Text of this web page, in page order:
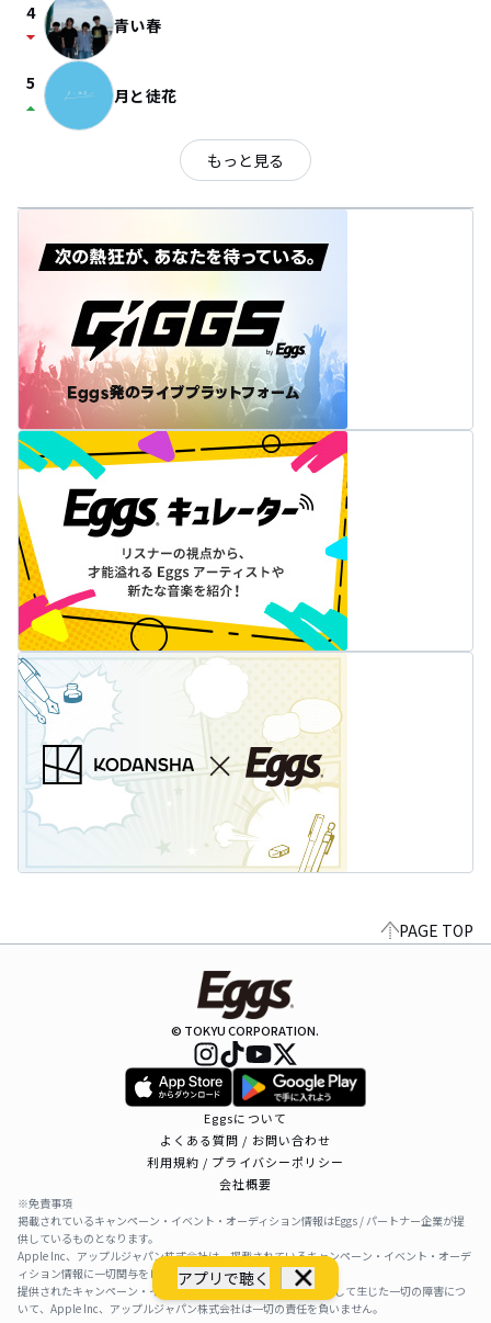
アプリで聴く
4
arrow_drop_down 青い春
5
arrow_drop_up 月と徒花
もっと見る
PAGE TOP
© TOKYU CORPORATION.
Eggsについて
よくある質問 / お問い合わせ
利用規約 / プライバシーポリシー
会社概要
※免責事項
掲載されているキャンペーン・イベント・オーディション情報はEggs / パートナー企業が提
供しているものとなります。
Apple Inc、アップルジャパン株式会社は、掲載されているキャンペーン・イベント・オーデ
ィション情報に一切関与をしておりません。
提供されたキャンペーン・イベント・オーディション情報を利用して生じた一切の障害につ
いて、Apple Inc、アップルジャパン株式会社は一切の責任を負いません。